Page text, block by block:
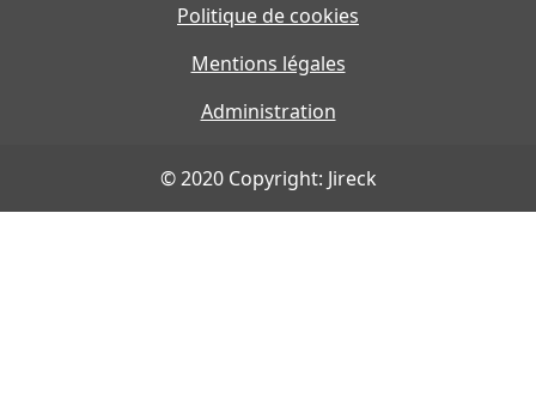
Politique de cookies
Mentions légales
Administration
© 2020 Copyright: Jireck